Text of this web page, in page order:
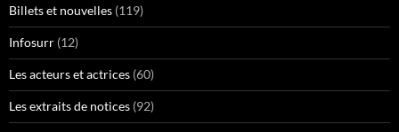
Billets et nouvelles (119)
Infosurr (12)
Les acteurs et actrices (60)
Les extraits de notices (92)